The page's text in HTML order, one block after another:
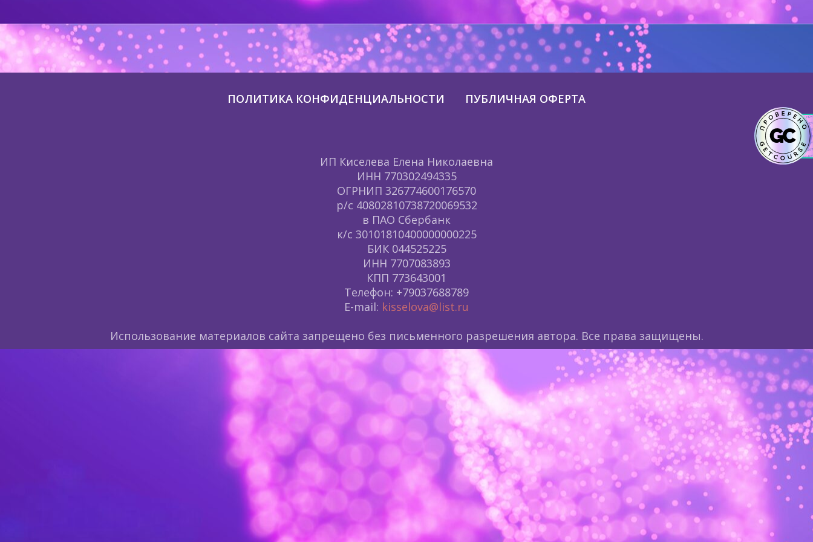
ПОЛИТИКА КОНФИДЕНЦИАЛЬНОСТИ ПУБЛИЧНАЯ ОФЕРТА
ИП Киселева Елена Николаевна
ИНН 770302494335
ОГРНИП 326774600176570
р/с 40802810738720069532
в ПАО Сбербанк
к/с 30101810400000000225
БИК 044525225
ИНН 7707083893
КПП 773643001
Телефон: +79037688789
E-mail: kisselova@list.ru
Использование материалов сайта запрещено без письменного разрешения автора. Все права защищены.